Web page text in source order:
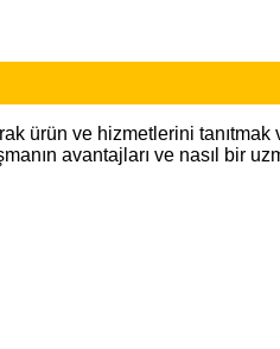
ürün ve hizmetlerini
avantajları ve nasıl bir